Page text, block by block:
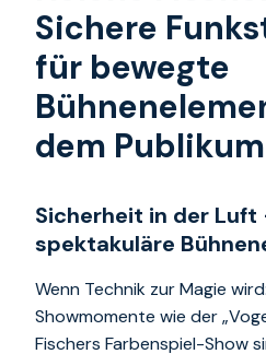
Sichere
für bewegte
dem Publikum
Sicherheit in der
spektakuläre
Wenn Technik zur Magie
Showmomente wie der
Fischers Farbenspiel-Show